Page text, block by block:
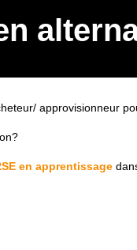
approvisionneur
en apprentissage